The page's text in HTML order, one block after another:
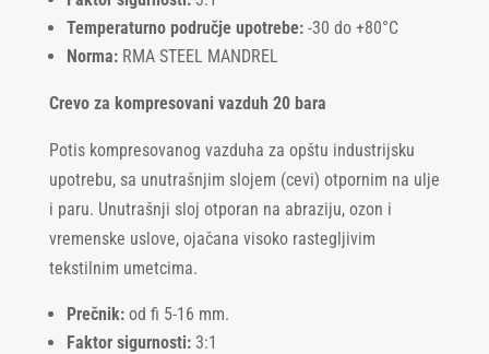
Temperaturno područje upotrebe:-30 do +80°C
Norma:RMA STEEL MANDREL
Crevo za kompresovani vazduh 20 bara
Potis kompresovanog vazduha za opštu industrijsku
upotrebu, sa unutrašnjim slojem (cevi) otpornim na ulje
i paru. Unutrašnji sloj otporan na abraziju, ozon i
vremenske uslove, ojačana visoko rastegljivim
tekstilnim umetcima.
Prečnik:od fi 5-16 mm.
Faktor sigurnosti:3:1